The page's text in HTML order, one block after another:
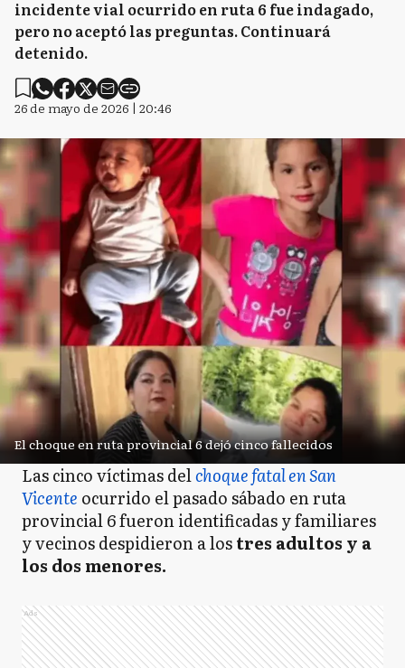
incidente vial ocurrido en ruta 6 fue indagado,
pero no aceptó las preguntas. Continuará
detenido.
26 de mayo de 2026 | 20:46
El choque en ruta provincial 6 dejó cinco fallecidos
Las cinco víctimas delchoque fatal en San
Vicente ocurrido el pasado sábado en ruta
provincial 6 fueron identificadas y familiares
y vecinos despidieron a lostres adultos y a
los dos menores.
Ads